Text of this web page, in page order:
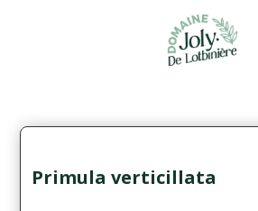
Primula verticillata